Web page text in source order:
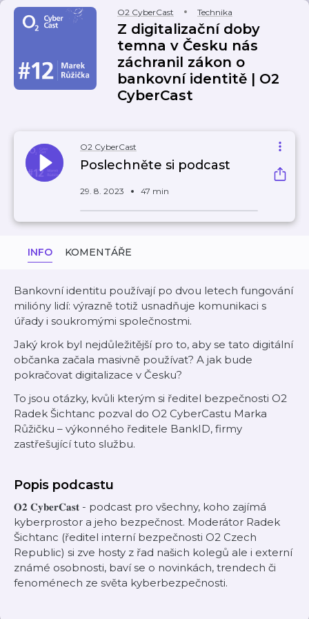
O2 CyberCast Technika
Z digitalizační doby
temna v Česku nás
záchranil zákon o
bankovní identitě | O2
CyberCast
O2 CyberCast
Poslechněte si podcast
29. 8. 2023 47 min
INFO KOMENTÁŘE
Bankovní identitu používají po dvou letech fungování
milióny lidí: výrazně totiž usnadňuje komunikaci s
úřady i soukromými společnostmi.
Jaký krok byl nejdůležitější pro to, aby se tato digitální
občanka začala masivně používat? A jak bude
pokračovat digitalizace v Česku?
To jsou otázky, kvůli kterým si ředitel bezpečnosti O2
Radek Šichtanc pozval do O2 CyberCastu Marka
Růžičku – výkonného ředitele BankID, firmy
zastřešující tuto službu.
Popis podcastu
𝐎𝟐 𝐂𝐲𝐛𝐞𝐫𝐂𝐚𝐬𝐭 - podcast pro všechny, koho zajímá
kyberprostor a jeho bezpečnost. Moderátor Radek
Šichtanc (ředitel interní bezpečnosti O2 Czech
Republic) si zve hosty z řad našich kolegů ale i externí
známé osobnosti, baví se o novinkách, trendech či
fenoménech ze světa kyberbezpečnosti.